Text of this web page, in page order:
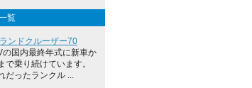
覧
ンドクルーザー70
の国内最終年式に新車か
で乗り続けています。
だったランクル ...